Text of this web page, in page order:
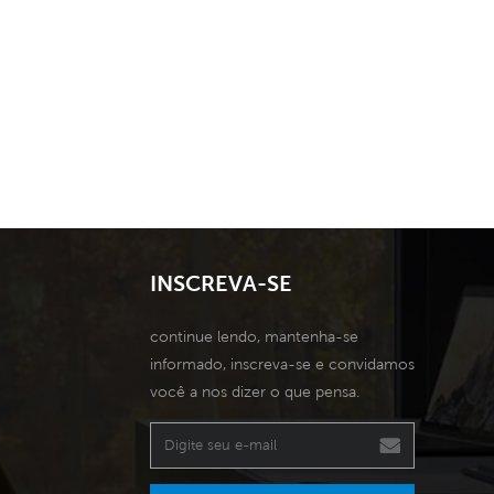
INSCREVA-SE
continue lendo, mantenha-se
informado, inscreva-se e convidamos
você a nos dizer o que pensa.